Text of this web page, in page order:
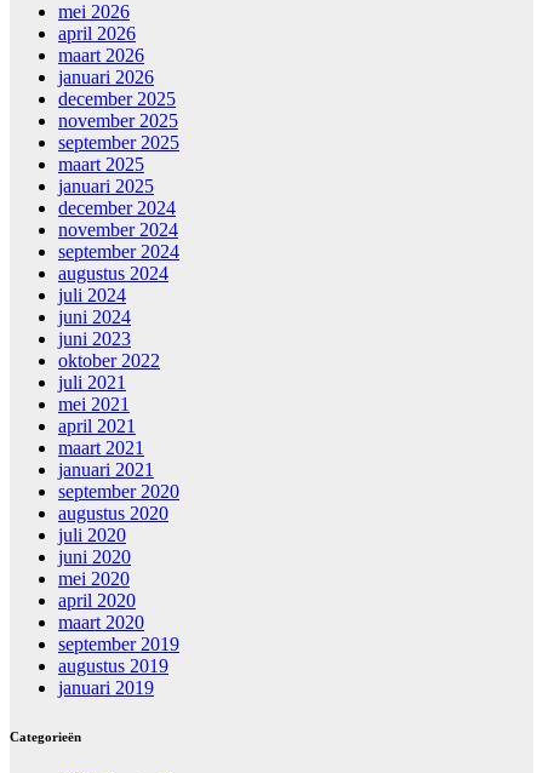
mei 2026
april 2026
maart 2026
januari 2026
december 2025
november 2025
september 2025
maart 2025
januari 2025
december 2024
november 2024
september 2024
augustus 2024
juli 2024
juni 2024
juni 2023
oktober 2022
juli 2021
mei 2021
april 2021
maart 2021
januari 2021
september 2020
augustus 2020
juli 2020
juni 2020
mei 2020
april 2020
maart 2020
september 2019
augustus 2019
januari 2019
Categorieën